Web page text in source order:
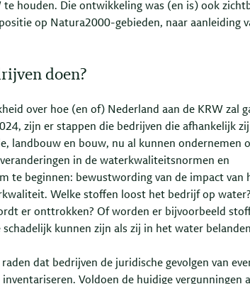
te houden. Die ontwikkeling was (en is) ook
op Natura2000-gebieden, naar aanleiding
doen?
over hoe (en of) Nederland aan de KRW zal
zijn er stappen die bedrijven die afhankelijk
landbouw en bouw, nu al kunnen ondernemen
in de waterkwaliteitsnormen en
te beginnen: bewustwording van de impact van
Welke stoffen loost het bedrijf op water?
er onttrokken? Of worden er bijvoorbeeld
kunnen zijn als zij in het water
dat bedrijven de juridische gevolgen van
Voldoen de huidige vergunningen